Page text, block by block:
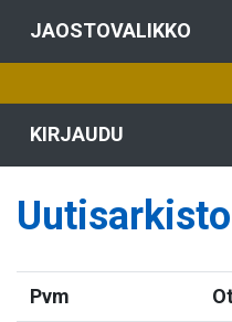
JAOSTOVALIKKO
KIRJAUDU
Uutisarkisto
Pvm